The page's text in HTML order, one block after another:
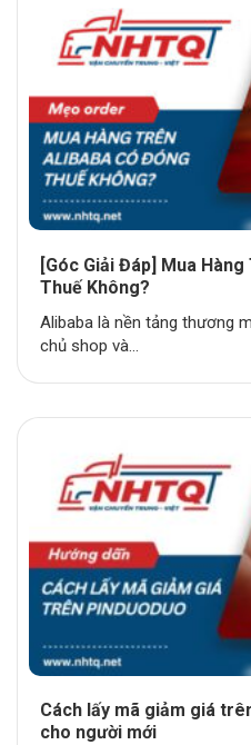
[Góc Giải Đáp] Mua
Thuế Không?
Alibaba là nền tảng thương
chủ shop và...
Cách lấy mã giảm giá
cho người mới